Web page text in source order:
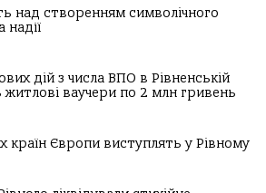
над створенням символічного
надії
дій з числа ВПО в Рівненській
ваучери по 2 млн гривень
країн Європи виступлять у Рівному